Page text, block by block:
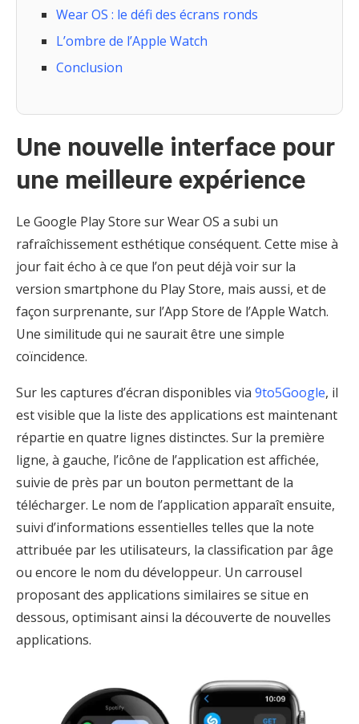
Wear OS : le défi des écrans ronds
L’ombre de l’Apple Watch
Conclusion
Une nouvelle interface pour
une meilleure expérience
Le Google Play Store sur Wear OS a subi un
rafraîchissement esthétique conséquent. Cette mise à
jour fait écho à ce que l’on peut déjà voir sur la
version smartphone du Play Store, mais aussi, et de
façon surprenante, sur l’App Store de l’Apple Watch.
Une similitude qui ne saurait être une simple
coïncidence.
Sur les captures d’écran disponibles via 9to5Google, il
est visible que la liste des applications est maintenant
répartie en quatre lignes distinctes. Sur la première
ligne, à gauche, l’icône de l’application est affichée,
suivie de près par un bouton permettant de la
télécharger. Le nom de l’application apparaît ensuite,
suivi d’informations essentielles telles que la note
attribuée par les utilisateurs, la classification par âge
ou encore le nom du développeur. Un carrousel
proposant des applications similaires se situe en
dessous, optimisant ainsi la découverte de nouvelles
applications.